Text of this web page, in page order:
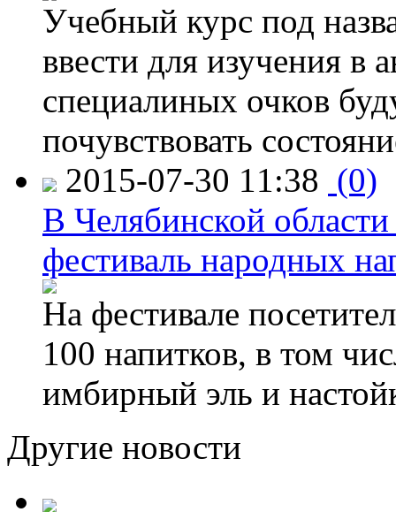
Учебный курс под
ввести для изучения
специалиных очков
почувствовать
2015-07-30 11:38 (0)
В Челябинской
фестиваль народных
На фестивале
100 напитков, в том
имбирный эль и
Другие новости